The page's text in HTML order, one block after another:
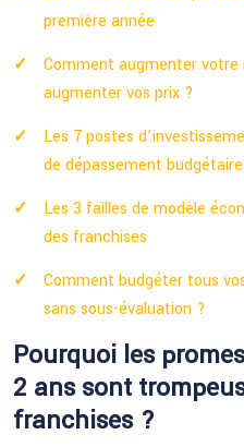
première année
Comment augmenter votre
augmenter vos prix ?
Les 7 postes
de dépassement budgétaire
Les 3 failles de modèle
des franchises
Comment budgéter tous
sans sous-évaluation ?
Pourquoi les
2 ans sont
franchises ?